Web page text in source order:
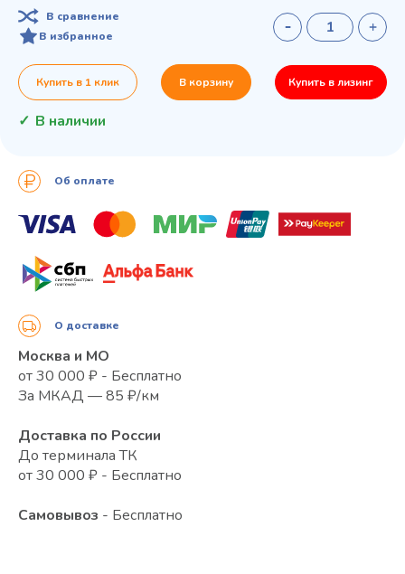
В сравнение
В избранное
Купить в 1 клик В корзину Купить в лизинг
В наличии
Об оплате
О доставке
Москва и МО
от 30 000 ₽ - Бесплатно
За МКАД — 85 ₽/км
Доставка по России
До терминала ТК
от 30 000 ₽ - Бесплатно
Самовывоз - Бесплатно